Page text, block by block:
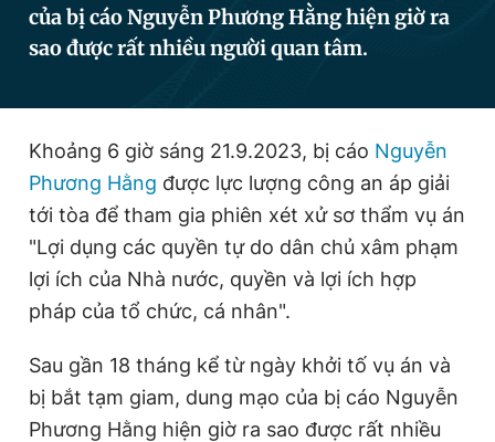
Đọc Thanh Niên trên điện thoại
Theo dõi báo trên
Hotline
0906 645 777
Liên hệ quảng cáo
0908 780 404
Quảng cáo
Phó tổng biên tập thường trực: Hải Thành
Phó tổng biên tập: Lâm Hiếu Dũng
Phó tổng biên tập: Trần Việt Hưng
Tổng thư ký tòa soạn: Đức Trung
của bị cáo Nguyễn Phương Hằng hiện giờ ra
sao được rất nhiều người quan tâm.
Khoảng 6 giờ sáng 21.9.2023, bị cáo Nguyễn
Phương Hằng được lực lượng công an áp giải
tới tòa để tham gia phiên xét xử sơ thẩm vụ án
"Lợi dụng các quyền tự do dân chủ xâm phạm
lợi ích của Nhà nước, quyền và lợi ích hợp
pháp của tổ chức, cá nhân".
Sau gần 18 tháng kể từ ngày khởi tố vụ án và
bị bắt tạm giam, dung mạo của bị cáo Nguyễn
Phương Hằng hiện giờ ra sao được rất nhiều